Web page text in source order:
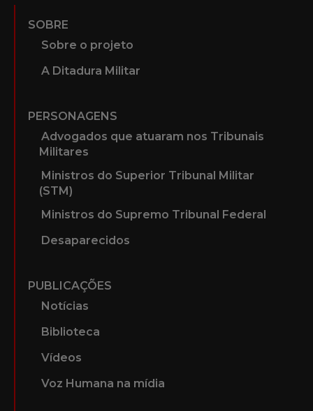
SOBRE
Sobre o projeto
A Ditadura Militar
PERSONAGENS
Advogados que atuaram nos Tribunais
Militares
Ministros do Superior Tribunal Militar
(STM)
Ministros do Supremo Tribunal Federal
Desaparecidos
PUBLICAÇÕES
Notícias
Biblioteca
Vídeos
Voz Humana na mídia